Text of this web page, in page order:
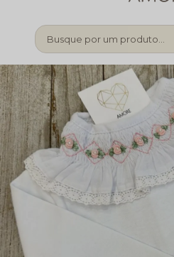
Busque por um produto...